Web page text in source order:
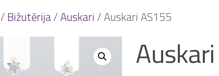
/ Bižutērija/Auskari / Auskari AS155